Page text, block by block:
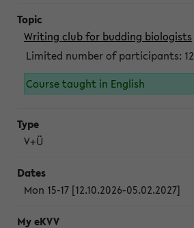
Writing club for budding biologists
Limited number of participants: 12
Course taught in English
V+Ü
Mon 15-17 [12.10.2026-05.02.2027]